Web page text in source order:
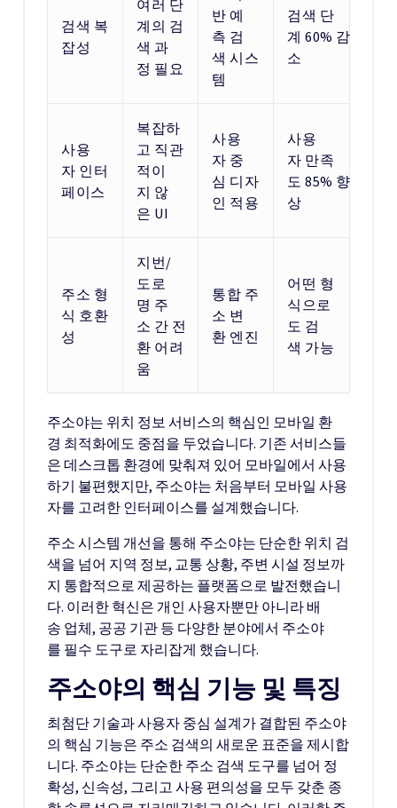
검색 복
잡성
여러 단
계의 검
색 과
정 필요
반 예
측 검
색 시스
템
검색 단
계 60% 감
소
사용
자 인터
페이스
복잡하
고 직관
적이
지 않
은 UI
사용
자 중
심 디자
인 적용
사용
자 만족
도 85% 향
상
주소 형
식 호환
성
지번/
도로
명 주
소 간 전
환 어려
움
통합 주
소 변
환 엔진
어떤 형
식으로
도 검
색 가능
주소야는 위치 정보 서비스의 핵심인 모바일 환
경 최적화에도 중점을 두었습니다. 기존 서비스들
은 데스크톱 환경에 맞춰져 있어 모바일에서 사용
하기 불편했지만, 주소야는 처음부터 모바일 사용
자를 고려한 인터페이스를 설계했습니다.
주소 시스템 개선을 통해 주소야는 단순한 위치 검
색을 넘어 지역 정보, 교통 상황, 주변 시설 정보까
지 통합적으로 제공하는 플랫폼으로 발전했습니
다. 이러한 혁신은 개인 사용자뿐만 아니라 배
송 업체, 공공 기관 등 다양한 분야에서 주소야
를 필수 도구로 자리잡게 했습니다.
주소야의 핵심 기능 및 특징
최첨단 기술과 사용자 중심 설계가 결합된 주소야
의 핵심 기능은 주소 검색의 새로운 표준을 제시합
니다. 주소야는 단순한 주소 검색 도구를 넘어 정
확성, 신속성, 그리고 사용 편의성을 모두 갖춘 종